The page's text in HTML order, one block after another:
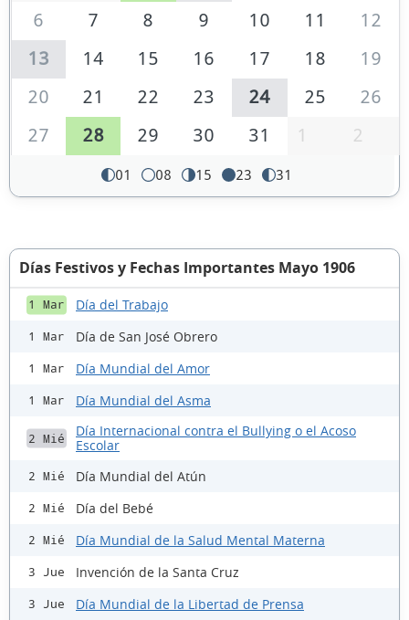
6
7 8 9 10 11
12
13
14 15 16 17 18
19
20
21 22 23 24 25
26
27
28 29 30 31 1 2
01 08 15 23 31
Días Festivos y Fechas Importantes Mayo 1906
1 Mar Día del Trabajo
1 Mar Día de San José Obrero
1 Mar Día Mundial del Amor
1 Mar Día Mundial del Asma
2 Mié
Día Internacional contra el Bullying o el Acoso
Escolar
2 Mié Día Mundial del Atún
2 Mié Día del Bebé
2 Mié Día Mundial de la Salud Mental Materna
3 Jue Invención de la Santa Cruz
3 Jue Día Mundial de la Libertad de Prensa